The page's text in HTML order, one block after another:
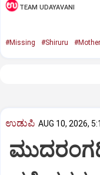
TEAM UDAYAVANI
#Missing #Shiruru #Mother
ಉಡುಪಿ AUG 10, 2026,